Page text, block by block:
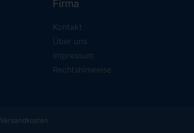
Firma
Kontakt
Über uns
Impressum
Rechtshinweise
Versandkosten